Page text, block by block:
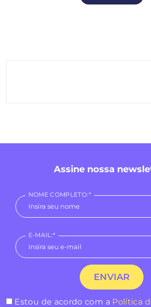
Assine nossa
NOME COMPLETO:*
E-MAIL:*
Estou de acordo com a Política